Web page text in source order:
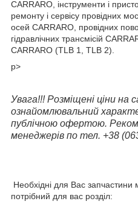
CARRARO, інструменти і
ремонту і сервісу провідних
осей CARRARO, провідних
гідравлічних трансмісій
CARRARO (TLB 1, TLB 2).
p>
Увага!!! Розміщені ціни на
ознайомлювальний
публічною офертою.
менеджерів по тел. +38
Необхідні для Вас
потрібний для вас розділ: